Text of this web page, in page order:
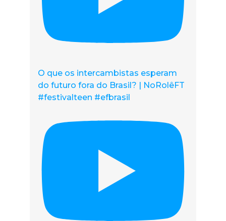
O que os intercambistas esperam
do futuro fora do Brasil? | NoRolêFT
#festivalteen #efbrasil